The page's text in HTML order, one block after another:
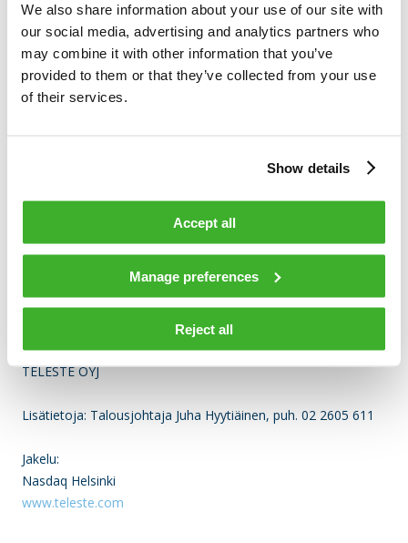
We also share information about your use of our site with
our social media, advertising and analytics partners who
may combine it with other information that you’ve
provided to them or that they’ve collected from your use
of their services.
Show details
Accept all
Manage preferences
Reject all
Ilmoituksen luonne: ENSIMMÄINEN ILMOITUS
Viitenumero: 743700CJRQRU0007GN59_20190408120037_2
____________________________________________
Liiketoimen luonne: OSAKEPALKKION VASTAANOTTAMINEN
Liiketoimien yksityiskohtaiset tiedot
(1): Volyymi: 1 422 Yksikköhinta: EUR
Liiketoimien yhdistetyt tiedot
(1): Volyymi: 1 422 Keskihinta: EUR
TELESTE OYJ
Lisätietoja: Talousjohtaja Juha Hyytiäinen, puh. 02 2605 611
Jakelu:
Nasdaq Helsinki
www.teleste.com